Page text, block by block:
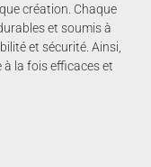
création. Chaque
et soumis à
et sécurité. Ainsi,
à la fois efficaces et